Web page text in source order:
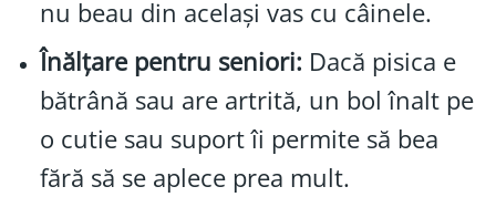
nu beau din același vas cu câinele.
Înălțare pentru seniori: Dacă pisica e
bătrână sau are artrită, un bol înalt pe
o cutie sau suport îi permite să bea
fără să se aplece prea mult.